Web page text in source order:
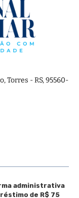
Torres - RS, 95560-
administrativa
de R$ 75